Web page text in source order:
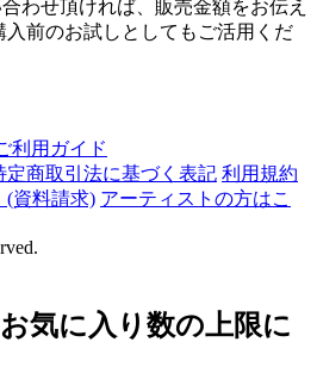
わせ頂ければ、販売金額をお伝え
入前のお試しとしてもご活用くだ
利用ガイド
定商取引法に基づく表記 利用規約
(資料請求) アーティストの方はこ
気に入り数の上限に